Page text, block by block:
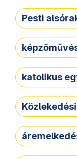
Pesti
katolikus